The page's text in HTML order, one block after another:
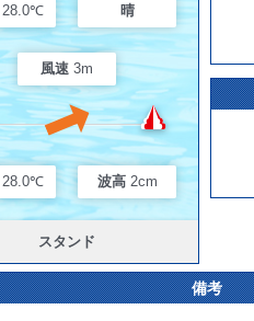
28.0℃ 晴
風速 3m
28.0℃ 波高 2cm
スタンド
備考